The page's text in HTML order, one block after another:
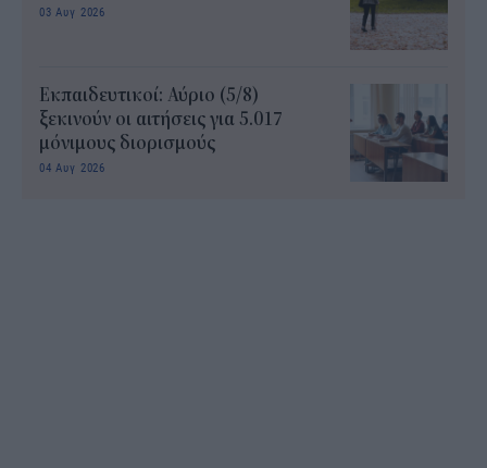
03 Αυγ 2026
Εκπαιδευτικοί: Αύριο (5/8)
ξεκινούν οι αιτήσεις για 5.017
μόνιμους διορισμούς
04 Αυγ 2026